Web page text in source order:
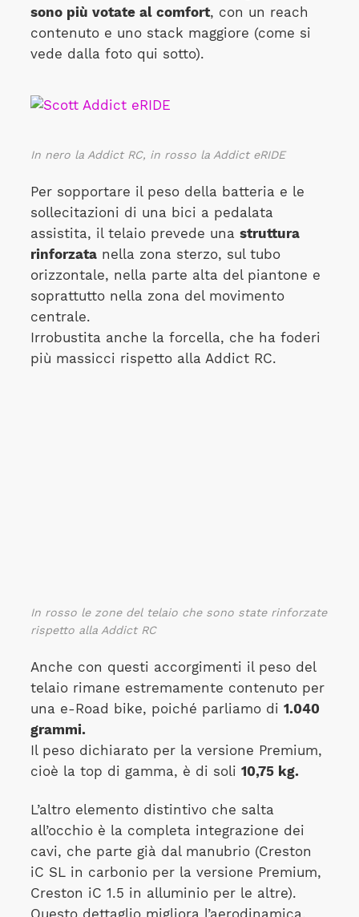
sono più votate al comfort, con un reach
contenuto e uno stack maggiore (come si
vede dalla foto qui sotto).
In nero la Addict RC, in rosso la Addict eRIDE
Per sopportare il peso della batteria e le
sollecitazioni di una bici a pedalata
assistita, il telaio prevede una struttura
rinforzatanella zona sterzo, sul tubo
orizzontale, nella parte alta del piantone e
soprattutto nella zona del movimento
centrale.
Irrobustita anche la forcella, che ha foderi
più massicci rispetto alla Addict RC.
In rosso le zone del telaio che sono state rinforzate
rispetto alla Addict RC
Anche con questi accorgimenti il peso del
telaio rimane estremamente contenuto per
una e-Road bike, poiché parliamo di 1.040
grammi.
Il peso dichiarato per la versione Premium,
cioè la top di gamma, è di soli 10,75 kg.
L’altro elemento distintivo che salta
all’occhio è la completa integrazione dei
cavi, che parte già dal manubrio (Creston
iC SL in carbonio per la versione Premium,
Creston iC 1.5 in alluminio per le altre).